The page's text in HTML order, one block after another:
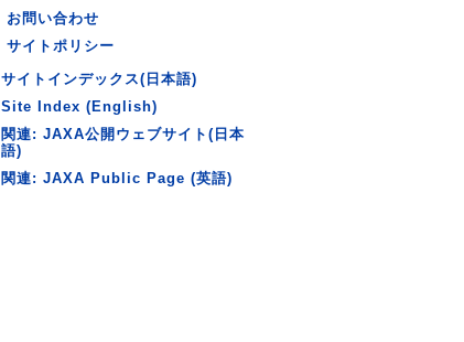
お問い合わせ
サイトポリシー
サイトインデックス(日本語)
Site Index (English)
関連: JAXA公開ウェブサイト(日本
語)
関連: JAXA Public Page (英語)